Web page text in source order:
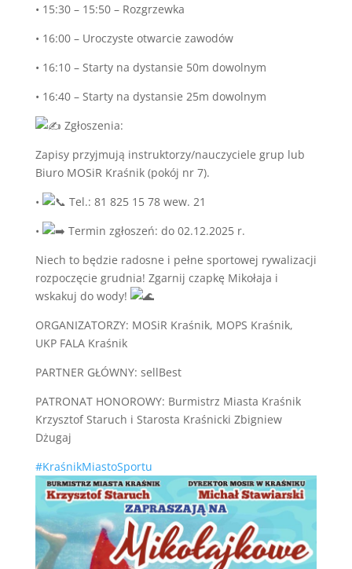
• ​15:30 – 15:50 – Rozgrzewka
• ​16:00 – Uroczyste otwarcie zawodów
• ​16:10 – Starty na dystansie 50m dowolnym
• ​16:40 – Starty na dystansie 25m dowolnym
Zgłoszenia:
​Zapisy przyjmują instruktorzy/nauczyciele grup lub
Biuro MOSiR Kraśnik (pokój nr 7).
• ​
Tel.: 81 825 15 78 wew. 21
• ​
Termin zgłoszeń: do 02.12.2025 r.
​Niech to będzie radosne i pełne sportowej rywalizacji
rozpoczęcie grudnia! Zgarnij czapkę Mikołaja i
wskakuj do wody!
​ORGANIZATORZY: MOSiR Kraśnik, MOPS Kraśnik,
UKP FALA Kraśnik
PARTNER GŁÓWNY: sellBest
PATRONAT HONOROWY: Burmistrz Miasta Kraśnik
Krzysztof Staruch i Starosta Kraśnicki Zbigniew
Dżugaj
#KraśnikMiastoSportu